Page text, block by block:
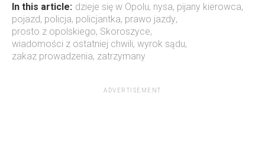
In this article: dzieje się w Opolu, nysa, pijany kierowca,
pojazd, policja, policjantka, prawo jazdy,
prosto z opolskiego, Skoroszyce,
wiadomości z ostatniej chwili, wyrok sądu,
zakaz prowadzenia, zatrzymany
ADVERTISEMENT